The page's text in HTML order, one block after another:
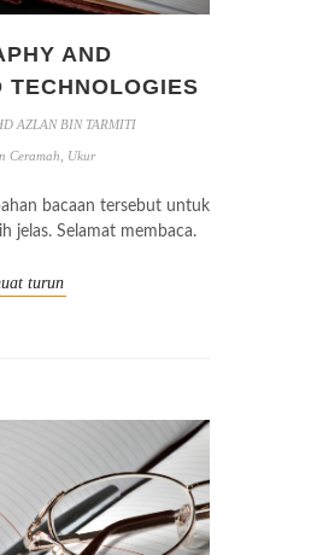
AND
TECHNOLOGIES
AZLAN BIN TARMITI
Ceramah Ukur
bacaan tersebut untuk
jelas. Selamat membaca.
turun